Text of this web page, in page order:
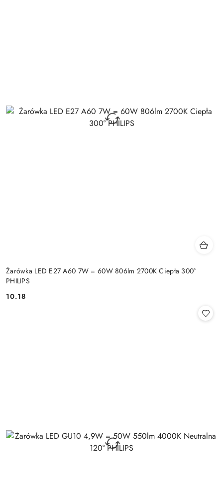
Żarówka LED E27 A60 7W = 60W 806lm 2700K Ciepła 300°
PHILIPS
Cena:
10.18